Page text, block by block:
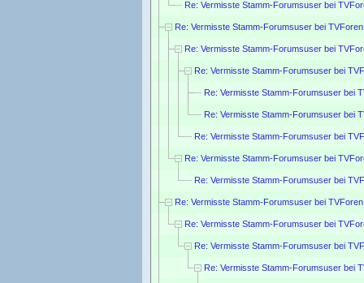
Re: Vermisste Stamm-Forumsuser bei
Re: Vermisste Stamm-Forumsuser bei
Re: Vermisste Stamm-Forumsuser bei
Re: Vermisste Stamm-Forumsuser bei
Re: Vermisste Stamm-Forumsuser bei
Re: Vermisste Stamm-Forumsuser bei
Re: Vermisste Stamm-Forumsuser bei
Re: Vermisste Stamm-Forumsuser bei
Re: Vermisste Stamm-Forumsuser bei
Re: Vermisste Stamm-Forumsuser bei
Re: Vermisste Stamm-Forumsuser bei
Re: Vermisste Stamm-Forumsuser bei
Re: Vermisste Stamm-Forumsuser bei